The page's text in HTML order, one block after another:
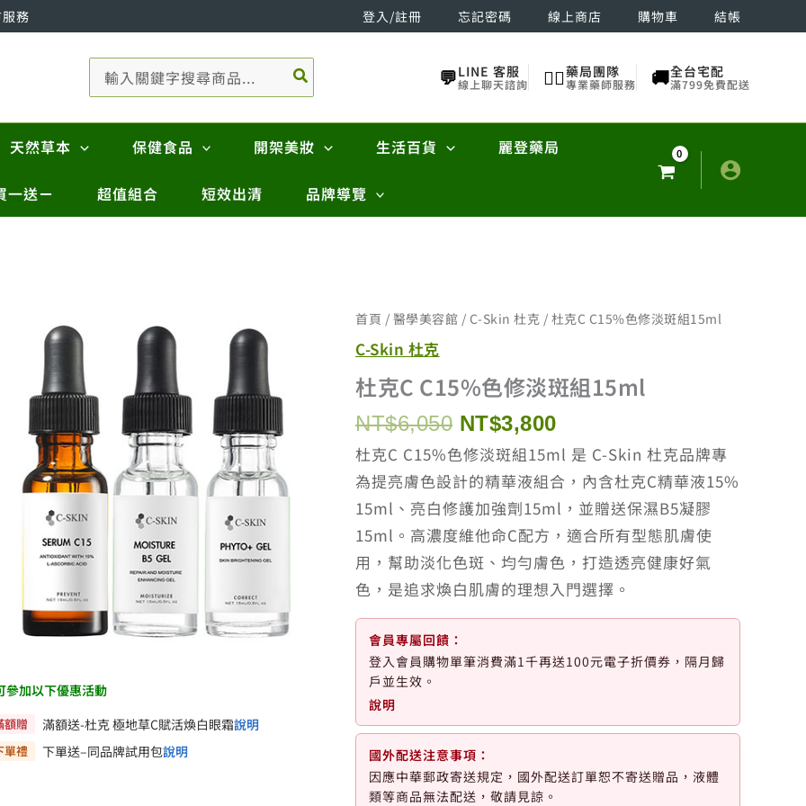
務 登入/註冊 忘記密碼 線上商店 購物車 結帳
尋：
💬LINE 客服
線上聊天諮詢 👨‍⚕️藥局團隊
專業藥師服務 🚚全台宅配
滿799免費配送
天然草本 保健食品 開架美妝 生活百貨 麗登藥局
一送ㄧ 超值組合 短效出清 品牌導覽
參加以下優惠活動
額贈 滿額送-杜克 極地草C賦活煥白眼霜說明
單禮 下單送–同品牌試用包說明
首頁 / 醫學美容館 / C-Skin 杜克 / 杜克C C15%色修淡斑組15ml
C-Skin 杜克
杜克C C15%色修淡斑組15ml
NT$6,050 原
始
價
格：
NT$6,050。
NT$3,800目
前
價
格：
NT$3,800。
杜克C C15%色修淡斑組15ml 是 C-Skin 杜克品牌專
為提亮膚色設計的精華液組合，內含杜克C精華液15%
15ml、亮白修護加強劑15ml，並贈送保濕B5凝膠
15ml。高濃度維他命C配方，適合所有型態肌膚使
用，幫助淡化色斑、均勻膚色，打造透亮健康好氣
色，是追求煥白肌膚的理想入門選擇。
會員專屬回饋：
登入會員購物單筆消費滿1千再送100元電子折價券，隔月歸
戶並生效。
說明
國外配送注意事項：
因應中華郵政寄送規定，國外配送訂單恕不寄送贈品，液體
類等商品無法配送，敬請見諒。